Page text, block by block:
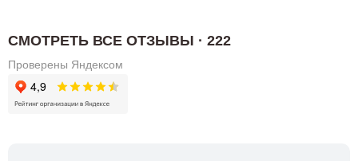
СМОТРЕТЬ ВСЕ ОТЗЫВЫ · 222
Проверены Яндексом